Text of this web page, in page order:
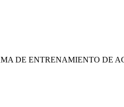
DE ENTRENAMIENTO DE